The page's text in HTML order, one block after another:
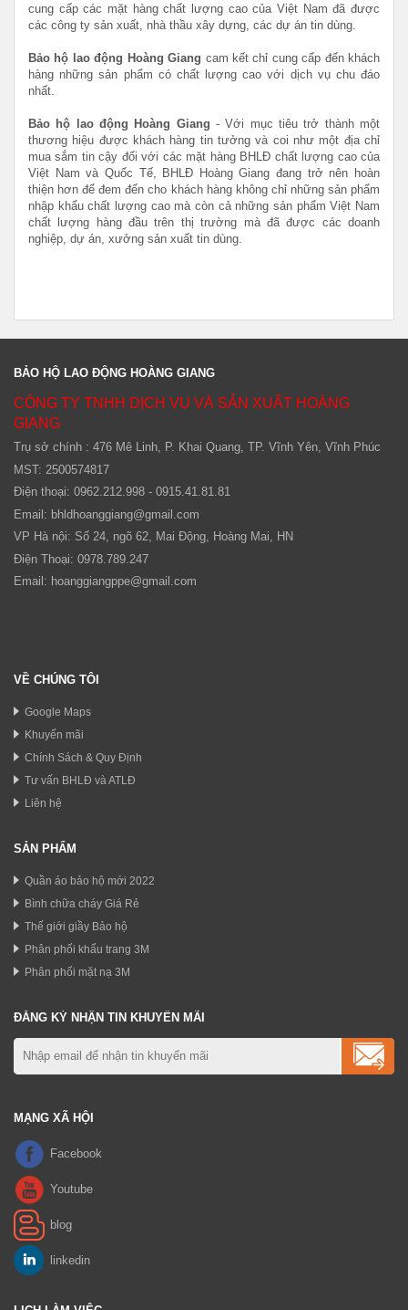
cung cấp các mặt hàng chất lượng cao của Việt Nam đã được
các công ty sản xuất, nhà thầu xây dựng, các dự án tin dùng.
Bảo hộ lao động Hoàng Giang cam kết chỉ cung cấp đến khách
hàng những sản phẩm có chất lượng cao với dịch vụ chu đáo
nhất.
Bảo hộ lao động Hoàng Giang - Với mục tiêu trở thành một
thương hiệu được khách hàng tin tưởng và coi như một địa chỉ
mua sắm tin cậy đối với các mặt hàng BHLĐ chất lượng cao của
Việt Nam và Quốc Tế,
BHLĐ Hoàng Giang đang trở nên hoàn
thiện hơn để đem đến cho khách hàng không chỉ những sản phẩm
nhập khẩu chất lượng cao mà còn cả những sản phẩm Việt Nam
chất lượng hàng đầu trên thị trường mà đã được các doanh
nghiệp, dự án, xưởng sản xuất tin dùng.
BẢO HỘ LAO ĐỘNG HOÀNG GIANG
CÔNG TY TNHH DỊCH VỤ VÀ SẢN XUẤT HOÀNG
GIANG
Trụ sở chính : 476 Mê Linh, P. Khai Quang, TP. Vĩnh Yên, Vĩnh Phúc
MST: 2500574817
Điện thoại: 0962.212.998 - 0915.41.81.81
Email: bhldhoanggiang@gmail.com
VP Hà nội: Số 24, ngõ 62, Mai Động, Hoàng Mai, HN
Điện Thoại: 0978.789.247
Email: hoanggiangppe@gmail.com
VỀ CHÚNG TÔI
Google Maps
Khuyến mãi
Chính Sách & Quy Định
Tư vấn BHLĐ và ATLĐ
Liên hệ
SẢN PHẨM
Quần áo bảo hộ mới 2022
Bình chữa cháy Giá Rẻ
Thế giới giầy Bảo hộ
Phân phối khẩu trang 3M
Phân phối mặt nạ 3M
ĐĂNG KÝ NHẬN TIN KHUYẾN MÃI
MẠNG XÃ HỘI